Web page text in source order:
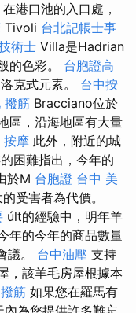
港口池的入口處，
Tivoli 台北記帳士事
術士 Villa是Hadrian
的色彩。 台胞證高
克式元素。 台中按
撥筋 Bracciano位於
區，沿海地區有大量
按摩 此外，附近的城
困難指出，今年的
於M 台胞證 台中 美
受害者為代價。
últ的經驗中，明年羊
年的今年的商品數量
議。 台中油壓 支持
，該羊毛房屋根據本
筋 如果您在羅馬有